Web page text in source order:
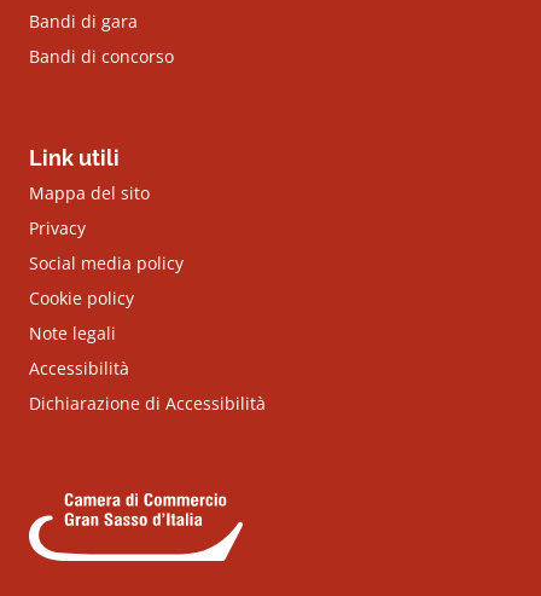
Bandi di gara
Bandi di concorso
Link utili
Mappa del sito
Privacy
Social media policy
Cookie policy
Note legali
Accessibilità
Dichiarazione di Accessibilità